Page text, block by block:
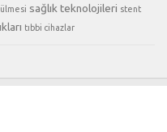
sağlık teknolojileri stent
tıbbi cihazlar